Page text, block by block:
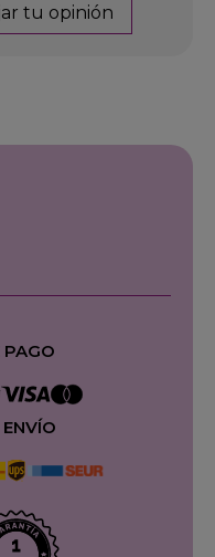
tu opinión